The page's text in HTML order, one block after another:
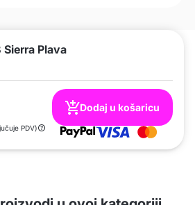
Sierra Plava
PDV)
Dodaj u košaricu